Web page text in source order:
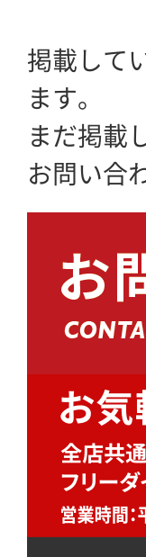
掲載して
ます。
まだ掲載
お問い合